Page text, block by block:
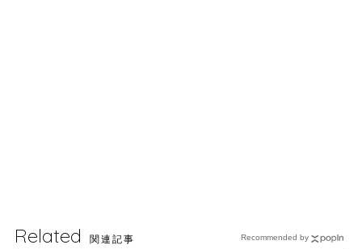
Related 関連記事 Recommended by